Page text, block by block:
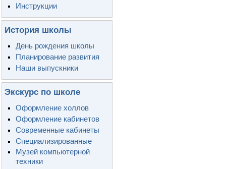
Инструкции
История школы
День рождения школы
Планирование развития
Наши выпускники
Экскурс по школе
Оформление холлов
Оформление кабинетов
Современные кабинеты
Специализированные
Музей компьютерной
техники